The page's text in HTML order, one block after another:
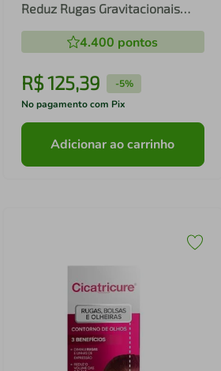
Reduz Rugas Gravitacionais
Noturno 50g
4.400 pontos
R$125,39 -5%
No pagamento com Pix
Adicionar ao carrinho